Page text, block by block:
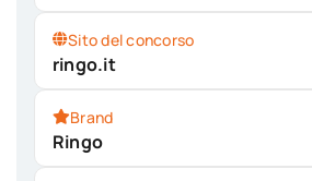
Sito del concorso
ringo.it
Brand
Ringo